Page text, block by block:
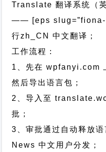
Translate 翻译系统（
—— [eps slug=”fiona-
行zh_CN
中文翻译；
工作流程：
1、先在 wpfanyi.com
然后导出语言包；
2、导入至
批；
3、审批通过自动释放
News 中文用户分发；